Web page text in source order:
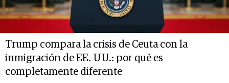
Trump compara la crisis de Ceuta con la
inmigración de EE. UU.: por qué es
completamente diferente